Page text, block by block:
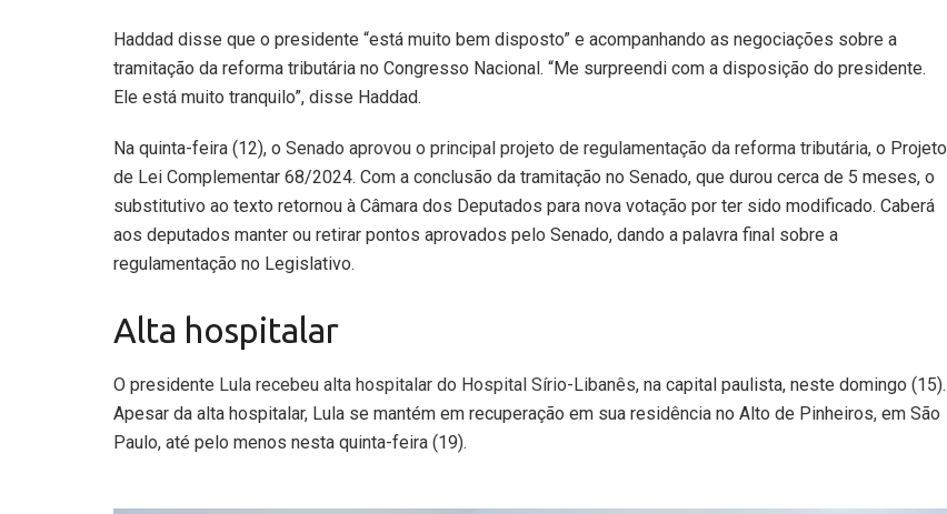
Haddad disse que o presidente “está muito bem disposto” e acompanhando as negociações sobre a
tramitação da reforma tributária no Congresso Nacional. “Me surpreendi com a disposição do presidente.
Ele está muito tranquilo”, disse Haddad.
Na quinta-feira (12), o Senado aprovou o principal projeto de regulamentação da reforma tributária, o Projeto
de Lei Complementar 68/2024. Com a conclusão da tramitação no Senado, que durou cerca de 5 meses, o
substitutivo ao texto retornou à Câmara dos Deputados para nova votação por ter sido modificado. Caberá
aos deputados manter ou retirar pontos aprovados pelo Senado, dando a palavra final sobre a
regulamentação no Legislativo.
Alta hospitalar
O presidente Lula recebeu alta hospitalar do Hospital Sírio-Libanês, na capital paulista, neste domingo (15).
Apesar da alta hospitalar, Lula se mantém em recuperação em sua residência no Alto de Pinheiros, em São
Paulo, até pelo menos nesta quinta-feira (19).